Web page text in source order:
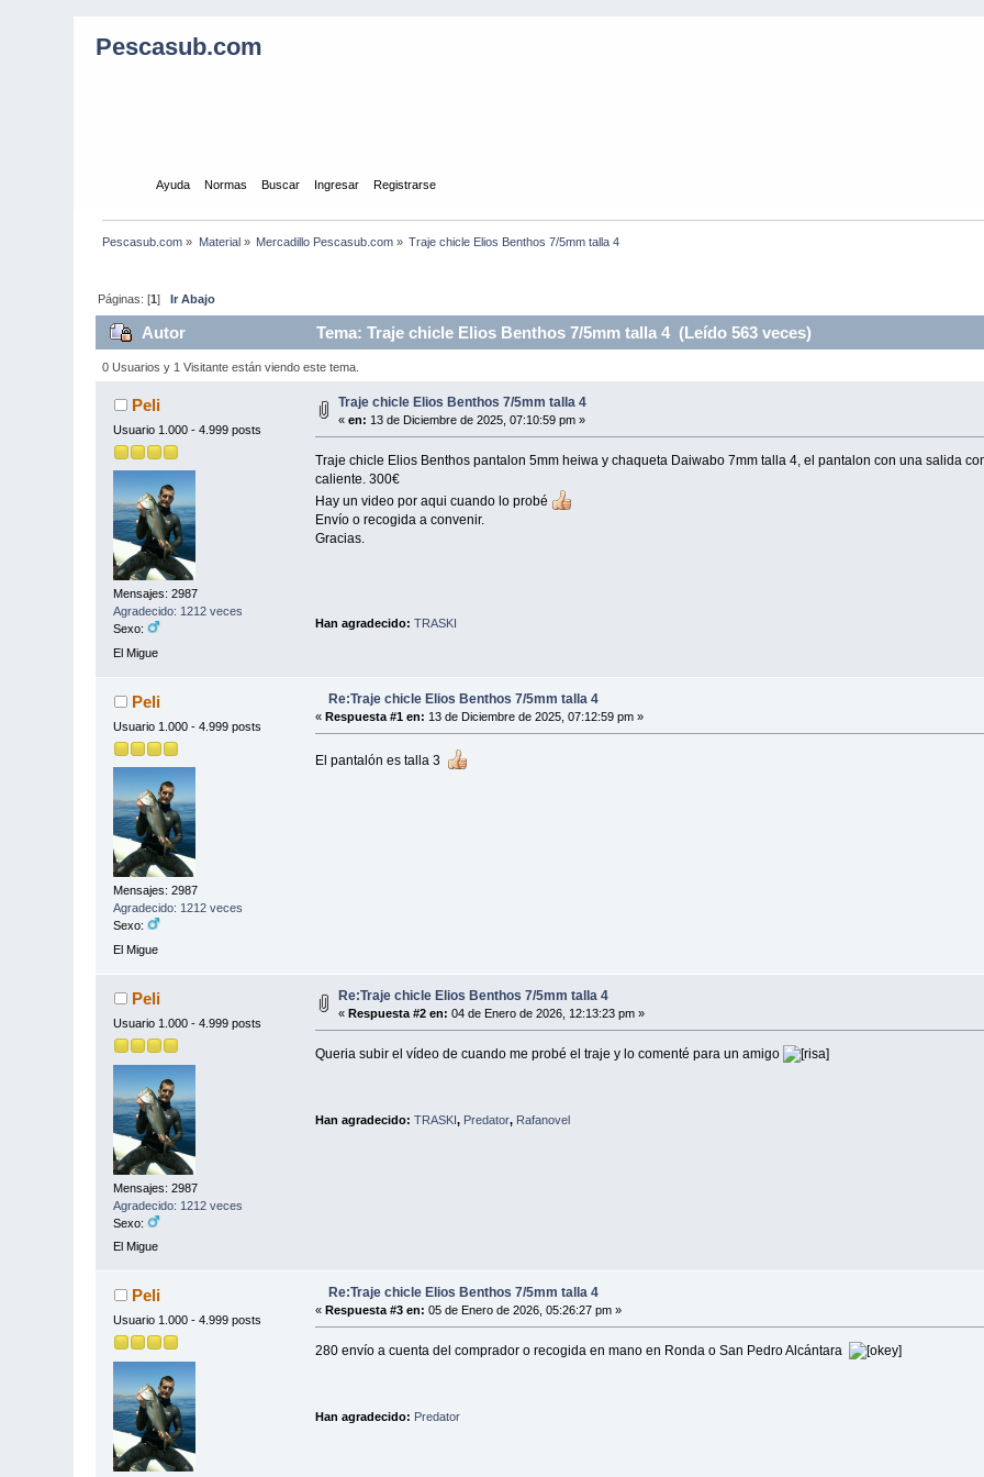
Pescasub.com
Ayuda Normas Buscar Ingresar Registrarse
Pescasub.com » Material» Mercadillo Pescasub.com » Traje chicle Elios Benthos 7/5mm talla 4
Páginas: [1]Ir Abajo
Autor Tema: Traje chicle Elios Benthos 7/5mm talla 4 (Leído 563 veces)
0 Usuarios y 1 Visitante están viendo este tema.
Peli
Usuario 1.000 - 4.999 posts
Mensajes: 2987
Agradecido: 1212 veces
Sexo:
El Migue
Traje chicle Elios Benthos 7/5mm talla 4
«en: 13 de Diciembre de 2025, 07:10:59 pm »
Traje chicle Elios Benthos pantalon 5mm heiwa y chaqueta Daiwabo 7mm talla 4, el pantalon con una salida
caliente. 300€
Hay un video por aqui cuando lo probé
Envío o recogida a convenir.
Gracias.
Han agradecido: TRASKI
Peli
Usuario 1.000 - 4.999 posts
Mensajes: 2987
Agradecido: 1212 veces
Sexo:
El Migue
Re:Traje chicle Elios Benthos 7/5mm talla 4
« Respuesta #1 en: 13 de Diciembre de 2025, 07:12:59 pm »
El pantalón es talla 3
Peli
Usuario 1.000 - 4.999 posts
Mensajes: 2987
Agradecido: 1212 veces
Sexo:
El Migue
Re:Traje chicle Elios Benthos 7/5mm talla 4
«Respuesta #2 en: 04 de Enero de 2026, 12:13:23 pm »
Queria subir el vídeo de cuando me probé el traje y lo comenté para un amigo
Han agradecido: TRASKI, Predator, Rafanovel
Peli
Usuario 1.000 - 4.999 posts
Re:Traje chicle Elios Benthos 7/5mm talla 4
« Respuesta #3 en: 05 de Enero de 2026, 05:26:27 pm »
280 envío a cuenta del comprador o recogida en mano en Ronda o San Pedro Alcántara
Han agradecido: Predator